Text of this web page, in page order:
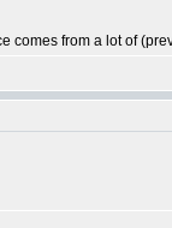
comes from a lot of